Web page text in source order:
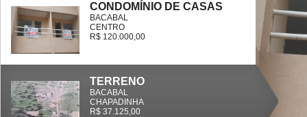
CONDOMÍNIO DE CASAS
BACABAL
CENTRO
R$ 120.000,00
TERRENO
BACABAL
CHAPADINHA
R$ 37.125,00